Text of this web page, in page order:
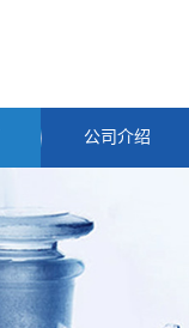
公司介绍